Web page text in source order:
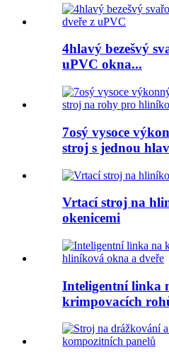
4hlavý bezešvý
uPVC okna...
7osý vysoce
stroj s jednou
Vrtací stroj na
okenicemi
Inteligentní linka
krimpovacích